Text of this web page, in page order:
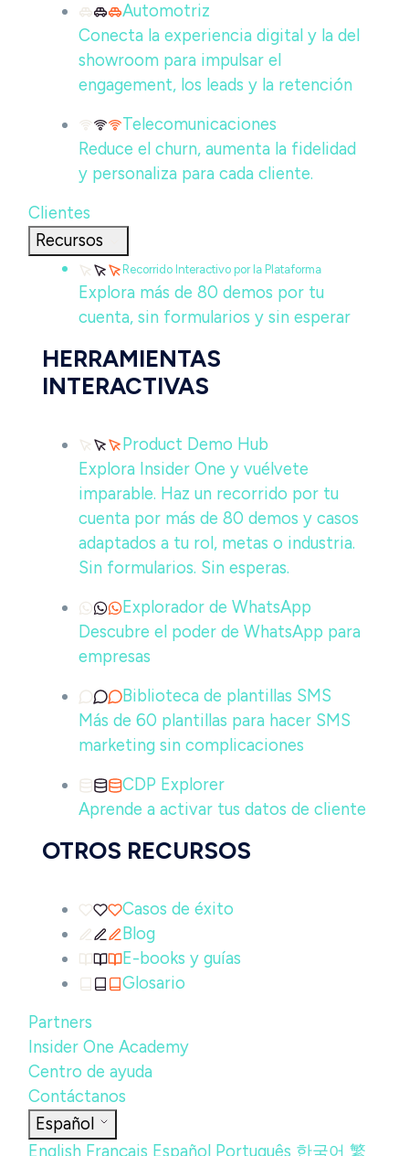
Automotriz
Conecta la experiencia digital y la del
showroom para impulsar el
engagement, los leads y la retención
Telecomunicaciones
Reduce el churn, aumenta la fidelidad
y personaliza para cada cliente.
Clientes
Recursos
Recorrido Interactivo por la Plataforma
Explora más de 80 demos por tu
cuenta, sin formularios y sin esperar
HERRAMIENTAS
INTERACTIVAS
Product Demo Hub
Explora Insider One y vuélvete
imparable. Haz un recorrido por tu
cuenta por más de 80 demos y casos
adaptados a tu rol, metas o industria.
Sin formularios. Sin esperas.
Explorador de WhatsApp
Descubre el poder de WhatsApp para
empresas
Biblioteca de plantillas SMS
Más de 60 plantillas para hacer SMS
marketing sin complicaciones
CDP Explorer
Aprende a activar tus datos de cliente
OTROS RECURSOS
Casos de éxito
Blog
E-books y guías
Glosario
Partners
Insider One Academy
Centro de ayuda
Contáctanos
Español
English Français Español Português 한국어 繁